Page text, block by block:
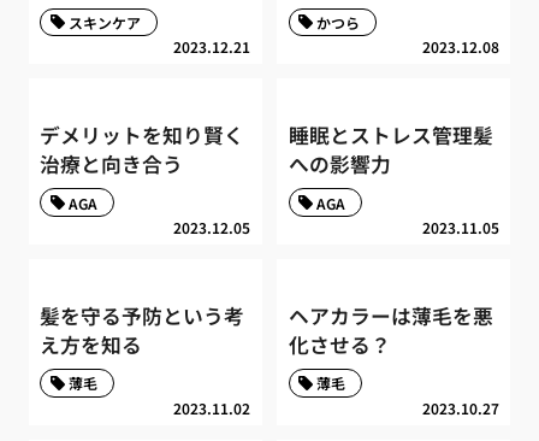
2023.12.21
スキンケア
2023.12.08
かつら
デメリットを知り賢く
治療と向き合う
2023.12.05
AGA
睡眠とストレス管理髪
への影響力
2023.11.05
AGA
髪を守る予防という考
え方を知る
2023.11.02
薄毛
ヘアカラーは薄毛を悪
化させる？
2023.10.27
薄毛